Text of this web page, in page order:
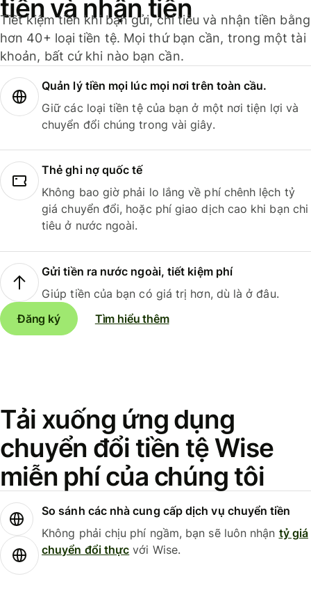
tiền và nhận tiền
Tiết kiệm tiền khi bạn gửi, chi tiêu và nhận tiền bằng
hơn 40+ loại tiền tệ. Mọi thứ bạn cần, trong một tài
khoản, bất cứ khi nào bạn cần.
Quản lý tiền mọi lúc mọi nơi trên toàn cầu.
Giữ các loại tiền tệ của bạn ở một nơi tiện lợi và
chuyển đổi chúng trong vài giây.
Thẻ ghi nợ quốc tế
Không bao giờ phải lo lắng về phí chênh lệch tỷ
giá chuyển đổi, hoặc phí giao dịch cao khi bạn chi
tiêu ở nước ngoài.
Gửi tiền ra nước ngoài, tiết kiệm phí
Giúp tiền của bạn có giá trị hơn, dù là ở đâu.
Đăng ký
Tìm hiểu thêm
Tải xuống ứng dụng
chuyển đổi tiền tệ Wise
miễn phí của chúng tôi
So sánh các nhà cung cấp dịch vụ chuyển tiền
Không phải chịu phí ngầm, bạn sẽ luôn nhận tỷ giá
chuyển đổi thực với Wise.